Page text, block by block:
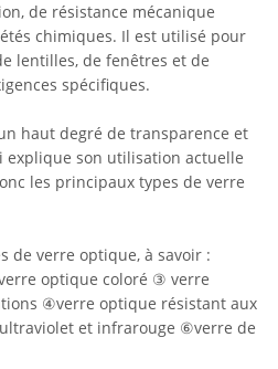
de résistance mécanique
chimiques. Il est utilisé pour
lentilles, de fenêtres et de
spécifiques.
haut degré de transparence et
explique son utilisation actuelle
les principaux types de verre
de verre optique, à savoir :
optique coloré ③ verre
④verre optique résistant aux
et infrarouge ⑥verre de